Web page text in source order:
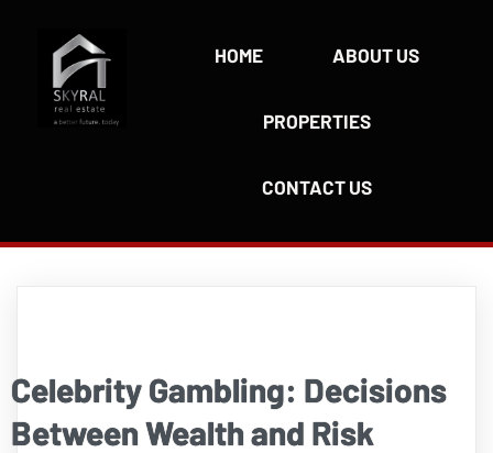
HOME ABOUT US
PROPERTIES
CONTACT US
Celebrity Gambling: Decisions
Between Wealth and Risk